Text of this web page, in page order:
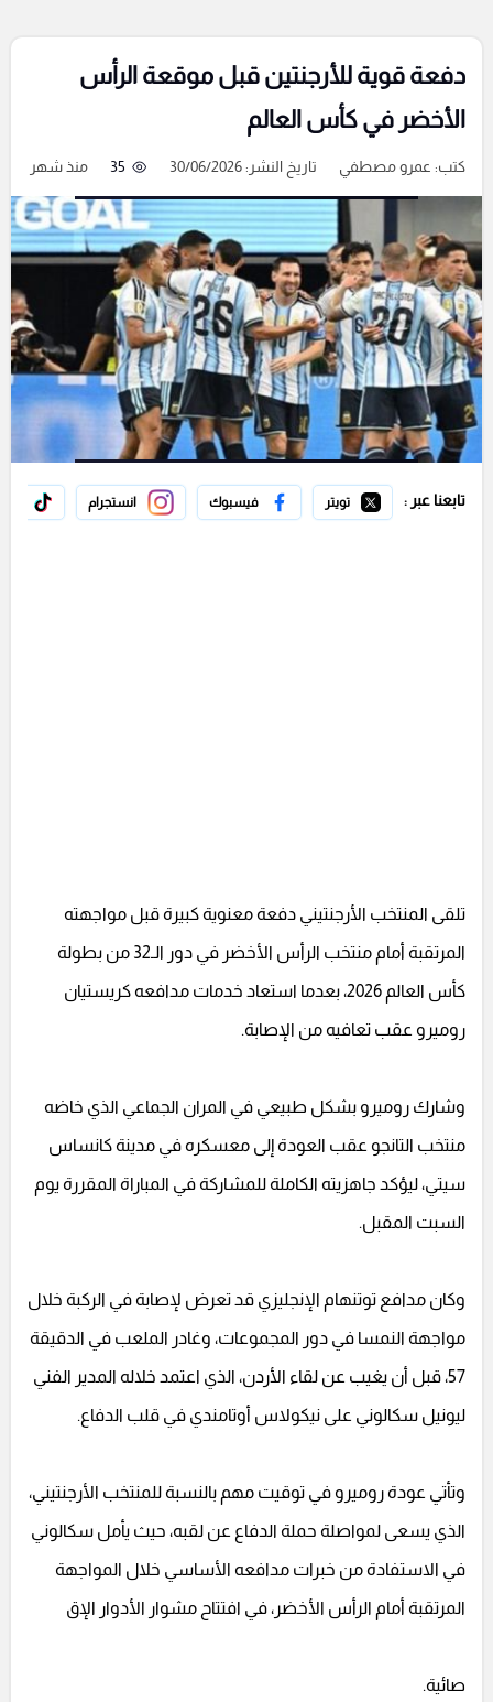
دفعة قوية للأرجنتين قبل موقعة الرأس
الأخضر في كأس العالم
كتب: عمرو مصطفي تاريخ النشر: 30/06/2026 35 منذ شهر
تابعنا عبر : تويتر فيسبوك انستجرام
تلقى المنتخب الأرجنتيني دفعة معنوية كبيرة قبل مواجهته
المرتقبة أمام منتخب الرأس الأخضر في دور الـ32 من بطولة
كأس العالم 2026، بعدما استعاد خدمات مدافعه كريستيان
روميرو عقب تعافيه من الإصابة.
وشارك روميرو بشكل طبيعي في المران الجماعي الذي خاضه
منتخب التانجو عقب العودة إلى معسكره في مدينة كانساس
سيتي، ليؤكد جاهزيته الكاملة للمشاركة في المباراة المقررة يوم
السبت المقبل.
وكان مدافع توتنهام الإنجليزي قد تعرض لإصابة في الركبة خلال
مواجهة النمسا في دور المجموعات، وغادر الملعب في الدقيقة
57، قبل أن يغيب عن لقاء الأردن، الذي اعتمد خلاله المدير الفني
ليونيل سكالوني على نيكولاس أوتامندي في قلب الدفاع.
وتأتي عودة روميرو في توقيت مهم بالنسبة للمنتخب الأرجنتيني،
الذي يسعى لمواصلة حملة الدفاع عن لقبه، حيث يأمل سكالوني
في الاستفادة من خبرات مدافعه الأساسي خلال المواجهة
المرتقبة أمام الرأس الأخضر، في افتتاح مشوار الأدوار الإق
صائية.